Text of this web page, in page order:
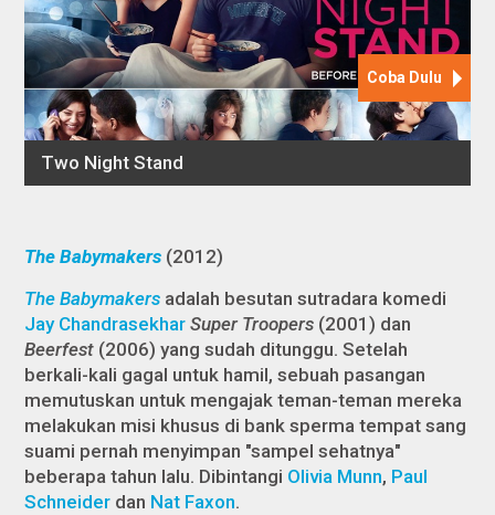
The Babymakers (2012)
The Babymakers adalah besutan sutradara komedi
Jay Chandrasekhar Super Troopers (2001) dan
Beerfest (2006) yang sudah ditunggu. Setelah
berkali-kali gagal untuk hamil, sebuah pasangan
memutuskan untuk mengajak teman-teman mereka
melakukan misi khusus di bank sperma tempat sang
suami pernah menyimpan "sampel sehatnya"
beberapa tahun lalu. Dibintangi Olivia Munn, Paul
Schneider dan Nat Faxon.